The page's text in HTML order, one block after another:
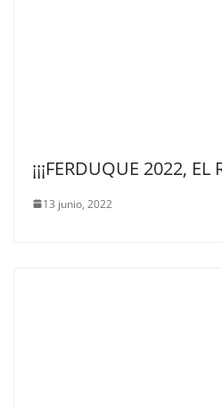
¡¡¡FERDUQUE 2022, EL
13 junio, 2022